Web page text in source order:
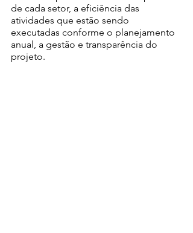
de cada setor, a eficiência das
atividades que estão sendo
executadas conforme o planejamento
anual, a gestão e transparência do
projeto.